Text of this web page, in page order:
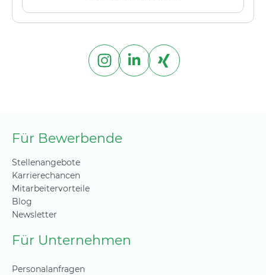
Für Bewerbende
Stellenangebote
Karrierechancen
Mitarbeitervorteile
Blog
Newsletter
Für Unternehmen
Personalanfragen